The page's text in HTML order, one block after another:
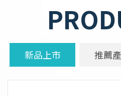
新品上市 推薦